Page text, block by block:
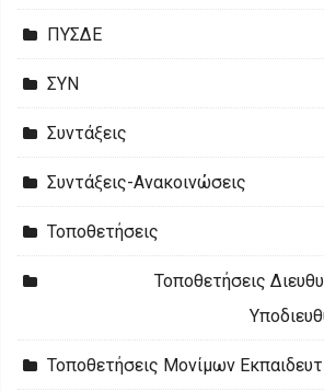
ΠΥΣΔΕ
ΣΥΝ
Συντάξεις
Συντάξεις-Ανακοινώσεις
Τοποθετήσεις
Τοποθετήσεις
Τοποθετήσεις Μονίμων